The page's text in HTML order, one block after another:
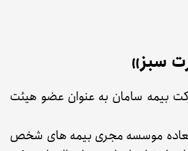
سبز»
بیمه سامان به عنوان عضو هیئت
موسسه مجری بیمه های شخص